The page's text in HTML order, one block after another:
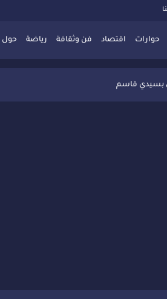
حوارات اقتصاد فن وثقافة رياضة حول
بمبادرة نوعية تجمع بين التفاعل
بسيدي قاسم